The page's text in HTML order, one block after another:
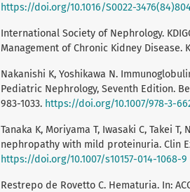
https://doi.org/10.1016/S0022-
International Society of Nephrology.
Management of Chronic Kidney Disease.
Nakanishi K, Yoshikawa N.
Pediatric Nephrology, Seventh Edition.
983-1033. https://doi.org/10.1007/978-3-
Tanaka K, Moriyama T, Iwasaki C, Takei
nephropathy with mild proteinuria. Clin
https://doi.org/10.1007/s10157-014-1068-9
Restrepo de Rovetto C. Hematuria. In: